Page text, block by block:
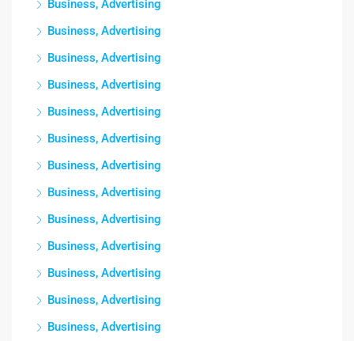
Business, Advertising
Business, Advertising
Business, Advertising
Business, Advertising
Business, Advertising
Business, Advertising
Business, Advertising
Business, Advertising
Business, Advertising
Business, Advertising
Business, Advertising
Business, Advertising
Business, Advertising